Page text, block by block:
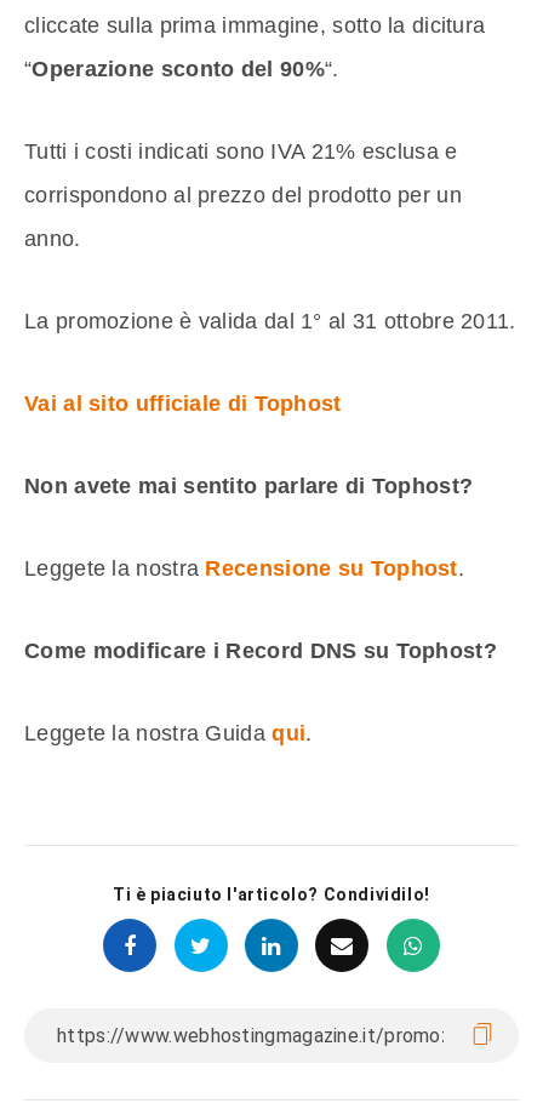
cliccate sulla prima immagine, sotto la dicitura
“Operazione sconto del 90%“.
Tutti i costi indicati sono IVA 21% esclusa e
corrispondono al prezzo del prodotto per un
anno.
La promozione è valida dal 1° al 31 ottobre 2011.
Vai al sito ufficiale di Tophost
Non avete mai sentito parlare di Tophost?
Leggete la nostra Recensione su Tophost.
Come modificare i Record DNS su Tophost?
Leggete la nostra Guidaqui.
Ti è piaciuto l'articolo? Condividilo!